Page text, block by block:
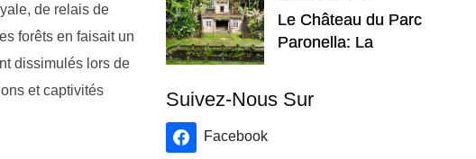
de relais de
forêts en faisait un
dissimulés lors de
et captivités
Le Château du Parc
Paronella: La
Queensland
Suivez-Nous Sur
Facebook